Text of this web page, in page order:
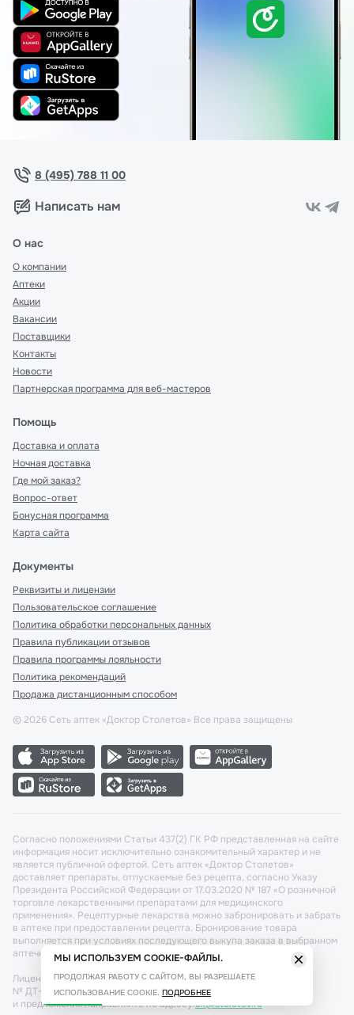
8 (495) 788 11 00
Написать нам
О нас
О компании
Аптеки
Акции
Вакансии
Поставщики
Контакты
Новости
Партнерская программа для веб-мастеров
Помощь
Доставка и оплата
Ночная доставка
Где мой заказ?
Вопрос-ответ
Бонусная программа
Карта сайта
Документы
Реквизиты и лицензии
Пользовательское соглашение
Политика обработки персональных данных
Правила публикации отзывов
Правила программы лояльности
Политика рекомендаций
Продажа дистанционным способом
© 2026 Сеть аптек «Доктор Столетов» Все права защищены
Согласно положениями Статьи 437(2) ГК РФ представленная на сайте
информация носит исключительно ознакомительный характер и не
является публичной офертой. Сеть аптек «Доктор Столетов»
доставляет препараты, отпускаемые без рецепта, согласно Указу
Президента Российской Федерации от 17.03.2020 № 187 «О розничной
торговле лекарственными препаратами для медицинского
применения». Рецептурные лекарства можно забронировать и забрать
в аптеке при предоставлении рецепта. Бронирование товара
выполняется при условиях последующего выкупа заказа в выбранном
аптечном пункте.
Лицензия №: ЛО-77-02-011340 от 22 декабря 2020г. Разрешение
№ ДТ-77-000421 от 25.10.2021 г. Вопросы по заказам, претензии
и предложения направляйте по адресу:cx@stoletov.ru
МЫ ИСПОЛЬЗУЕМ COOKIE-ФАЙЛЫ.
ПРОДОЛЖАЯ РАБОТУ С САЙТОМ, ВЫ РАЗРЕШАЕТЕ
ИСПОЛЬЗОВАНИЕ COOKIE. ПОДРОБНЕЕ